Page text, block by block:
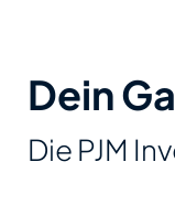
Dein
Die PJM